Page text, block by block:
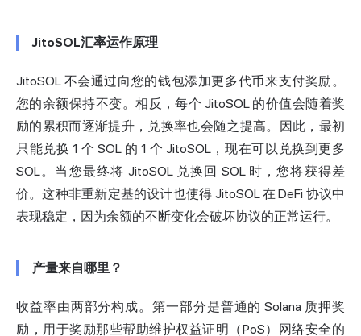
JitoSOL汇率运作原理
JitoSOL 不会通过向您的钱包添加更多代币来支付奖励。
您的余额保持不变。相反，每个 JitoSOL 的价值会随着奖
励的累积而逐渐提升，兑换率也会随之提高。因此，最初
只能兑换 1 个 SOL 的 1 个 JitoSOL，现在可以兑换到更多
SOL。当您最终将 JitoSOL 兑换回 SOL 时，您将获得差
价。这种非重新定基的设计也使得 JitoSOL 在 DeFi 协议中
表现稳定，因为余额的不断变化会破坏协议的正常运行。
产量来自哪里？
收益率由两部分构成。第一部分是普通的 Solana 质押奖
励，用于奖励那些帮助维护权益证明（PoS）网络安全的